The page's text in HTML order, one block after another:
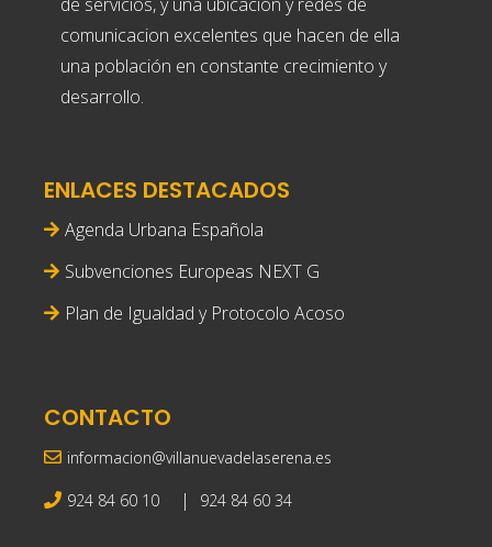
comunicacion excelentes que hacen de ella
una población en constante crecimiento y
desarrollo.
ENLACES DESTACADOS
Agenda Urbana Española
Subvenciones Europeas NEXT G
Plan de Igualdad y Protocolo Acoso
CONTACTO
informacion@villanuevadelaserena.es
924 84 60 10 | 924 84 60 34